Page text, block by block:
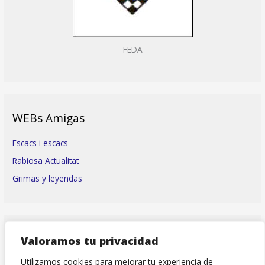
Valoramos tu privacidad
Utilizamos cookies para mejorar tu experiencia de
FEDA
WEBs Amigas
Escacs i escacs
Rabiosa Actualitat
Grimas y leyendas
TORNEOS con participación SMA